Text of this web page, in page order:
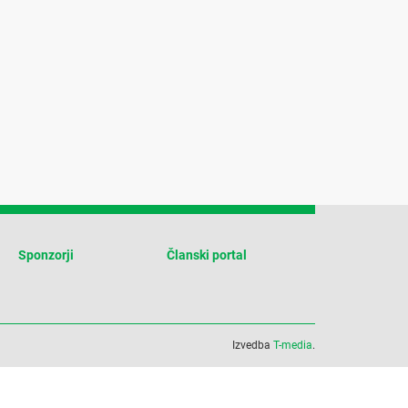
Sponzorji Članski portal
Izvedba T-media.